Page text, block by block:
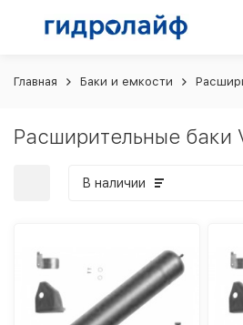
Главная Баки и емкости
Расширительные баки
В наличии